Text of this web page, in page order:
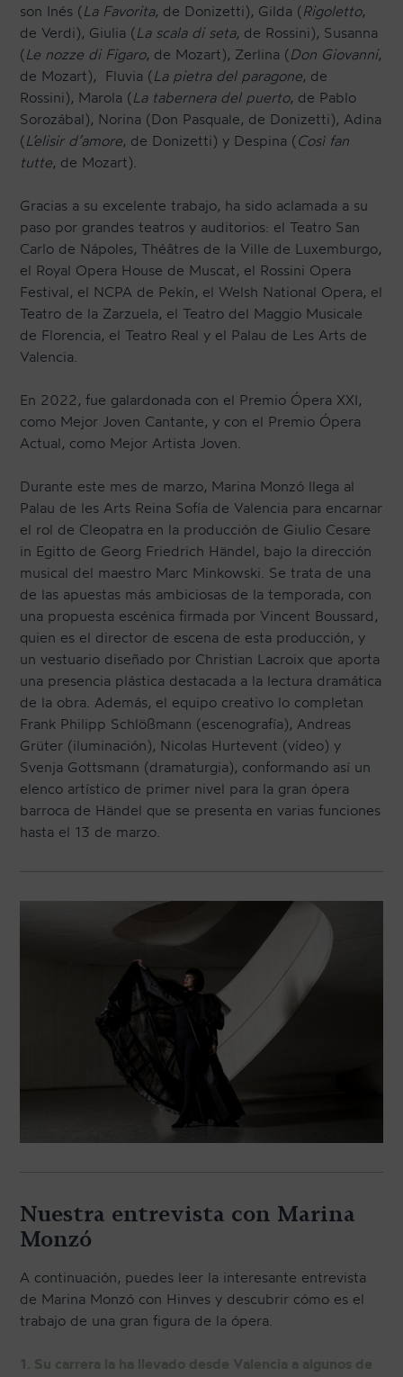
son Inés (La Favorita, de Donizetti), Gilda (Rigoletto,
de Verdi), Giulia (La scala di seta, de Rossini), Susanna
(Le nozze di Figaro, de Mozart), Zerlina (Don Giovanni,
de Mozart), Fluvia (La pietra del paragone, de
Rossini), Marola (La tabernera del puerto, de Pablo
Sorozábal), Norina (Don Pasquale, de Donizetti), Adina
(L’elisir d’amore, de Donizetti) y Despina (Così fan
tutte, de Mozart).
Gracias a su excelente trabajo, ha sido aclamada a su
paso por grandes teatros y auditorios: el Teatro San
Carlo de Nápoles, Théâtres de la Ville de Luxemburgo,
el Royal Opera House de Muscat, el Rossini Opera
Festival, el NCPA de Pekín, el Welsh National Opera, el
Teatro de la Zarzuela, el Teatro del Maggio Musicale
de Florencia, el Teatro Real y el Palau de Les Arts de
Valencia.
En 2022, fue galardonada con el Premio Ópera XXI,
como Mejor Joven Cantante, y con el Premio Ópera
Actual, como Mejor Artista Joven.
Durante este mes de marzo, Marina Monzó llega al
Palau de les Arts Reina Sofía de Valencia para encarnar
el rol de Cleopatra en la producción de Giulio Cesare
in Egitto de Georg Friedrich Händel, bajo la dirección
musical del maestro Marc Minkowski. Se trata de una
de las apuestas más ambiciosas de la temporada, con
una propuesta escénica firmada por Vincent Boussard,
quien es el director de escena de esta producción, y
un vestuario diseñado por Christian Lacroix que aporta
una presencia plástica destacada a la lectura dramática
de la obra. Además, el equipo creativo lo completan
Frank Philipp Schlößmann (escenografía), Andreas
Grüter (iluminación), Nicolas Hurtevent (vídeo) y
Svenja Gottsmann (dramaturgia), conformando así un
elenco artístico de primer nivel para la gran ópera
barroca de Händel que se presenta en varias funciones
hasta el 13 de marzo.
Nuestra entrevista con Marina
Monzó
A continuación, puedes leer la interesante entrevista
de Marina Monzó con Hinves y descubrir cómo es el
trabajo de una gran figura de la ópera.
1. Su carrera la ha llevado desde Valencia a algunos de